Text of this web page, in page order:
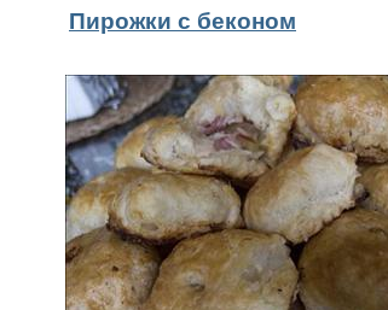
Пирожки с беконом